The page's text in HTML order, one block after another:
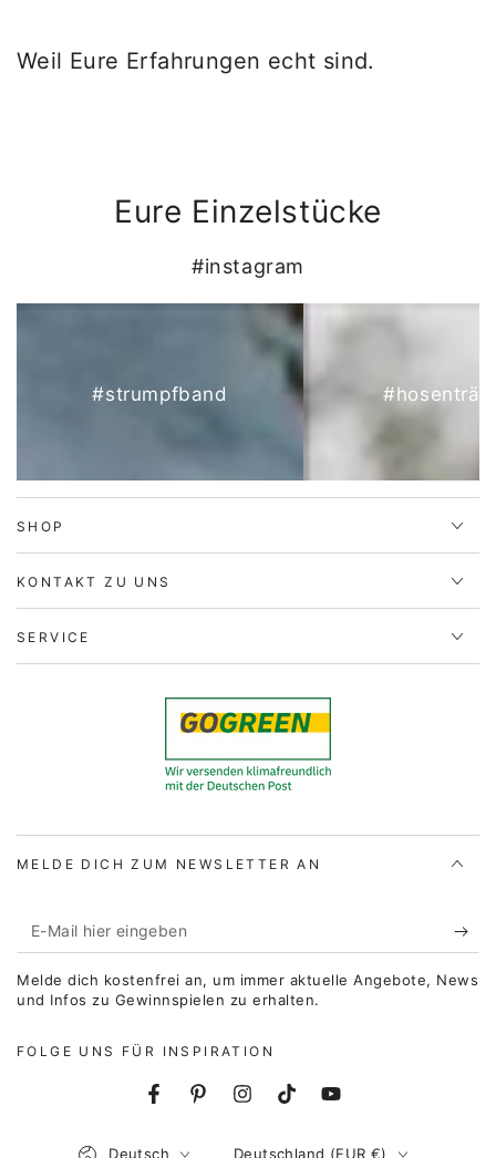
Weil Eure Erfahrungen echt sind.
Eure Einzelstücke
#instagram
#strumpfband
SHOP
KONTAKT ZU UNS
SERVICE
MELDE DICH ZUM NEWSLETTER AN
E-
Mail
hier
Melde dich kostenfrei an, um immer aktuelle Angebote, News
und Infos zu Gewinnspielen zu erhalten.
FOLGE UNS FÜR INSPIRATION
FacebookPinterestInstagramTikTokYouTube
Deutsch Deutschland (EUR €)